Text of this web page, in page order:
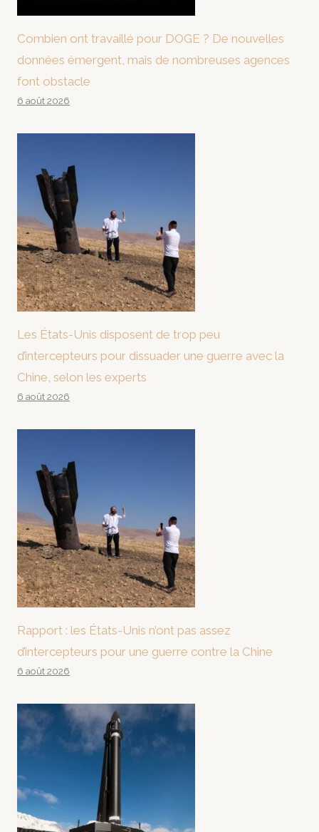
Combien ont travaillé pour DOGE ? De nouvelles
données émergent, mais de nombreuses agences
font obstacle
6 août 2026
Les États-Unis disposent de trop peu
d’intercepteurs pour dissuader une guerre avec la
Chine, selon les experts
6 août 2026
Rapport : les États-Unis n’ont pas assez
d’intercepteurs pour une guerre contre la Chine
6 août 2026